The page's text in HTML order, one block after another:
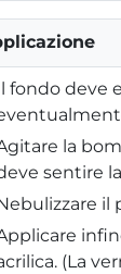
fondo deve
la
sentire
il
(La